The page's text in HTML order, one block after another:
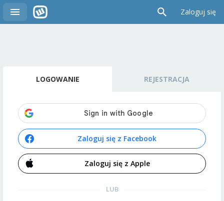
Zaloguj się
LOGOWANIE REJESTRACJA
Zaloguj się z Facebook
Zaloguj się z Apple
LUB